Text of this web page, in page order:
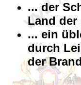
... der
Land der
... ein
durch
der